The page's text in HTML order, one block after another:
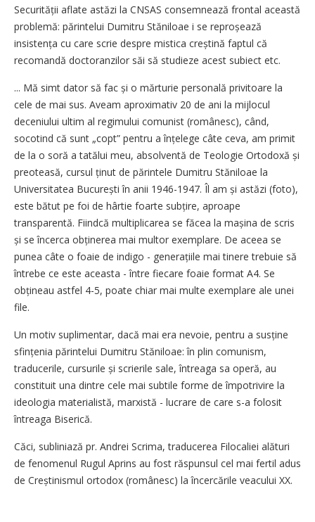
Securității aflate astăzi la CNSAS consemnează frontal această
problemă: părintelui Dumitru Stăniloae i se reproșează
insistența cu care scrie despre mistica creștină faptul că
recomandă doctoranzilor săi să studieze acest subiect etc.
... Mă simt dator să fac și o mărturie personală privitoare la
cele de mai sus. Aveam aproximativ 20 de ani la mijlocul
deceniului ultim al regimului comunist (românesc), când,
socotind că sunt „copt” pentru a înțelege câte ceva, am primit
de la o soră a tatălui meu, absolventă de Teologie Ortodoxă și
preoteasă, cursul ținut de părintele Dumitru Stăniloae la
Universitatea București în anii 1946-1947. Îl am și astăzi (foto),
este bătut pe foi de hârtie foarte subțire, aproape
transparentă. Fiindcă multiplicarea se făcea la mașina de scris
și se încerca obținerea mai multor exemplare. De aceea se
punea câte o foaie de indigo - generațiile mai tinere trebuie să
întrebe ce este aceasta - între fiecare foaie format A4. Se
obțineau astfel 4-5, poate chiar mai multe exemplare ale unei
file.
Un motiv suplimentar, dacă mai era nevoie, pentru a susține
sfințenia părintelui Dumitru Stăniloae: în plin comunism,
traducerile, cursurile și scrierile sale, întreaga sa operă, au
constituit una dintre cele mai subtile forme de împotrivire la
ideologia materialistă, marxistă - lucrare de care s-a folosit
întreaga Biserică.
Căci, subliniază pr. Andrei Scrima, traducerea Filocaliei alături
de fenomenul Rugul Aprins au fost răspunsul cel mai fertil adus
de Creștinismul ortodox (românesc) la încercările veacului XX.